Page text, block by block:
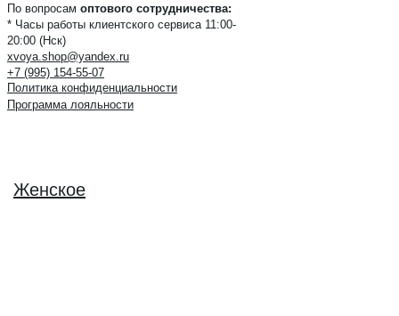
По вопросам оптового сотрудничества:
* Часы работы клиентского сервиса 11:00-
20:00 (Нск)
xvoya.shop@yandex.ru
+7 (995) 154-55-07
Политика конфиденциальности
Программа лояльности
Женское